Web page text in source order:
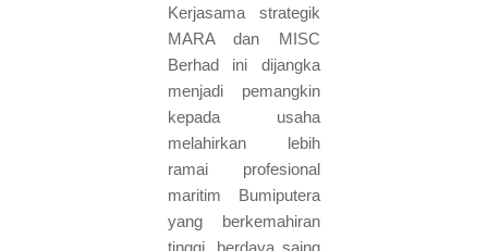
Kerjasama strategik
MARA dan MISC
Berhad ini dijangka
menjadi pemangkin
kepada usaha
melahirkan lebih
ramai profesional
maritim Bumiputera
yang berkemahiran